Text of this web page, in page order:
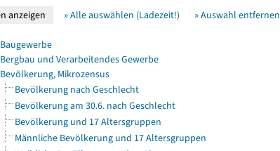
» Alle auswählen (Ladezeit!) » Auswahl entfernen
Baugewerbe
Bergbau und Verarbeitendes Gewerbe
Bevölkerung, Mikrozensus
Bevölkerung nach Geschlecht
Bevölkerung am 30.6. nach Geschlecht
Bevölkerung und 17 Altersgruppen
Männliche Bevölkerung und 17 Altersgruppen